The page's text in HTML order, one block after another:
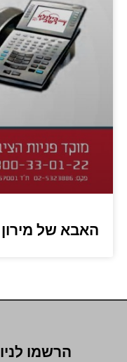
האבא של מירון
הרשמו